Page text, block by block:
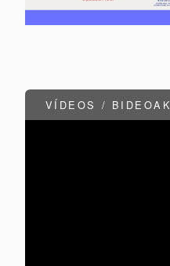
VÍDEOS / BIDEOAK